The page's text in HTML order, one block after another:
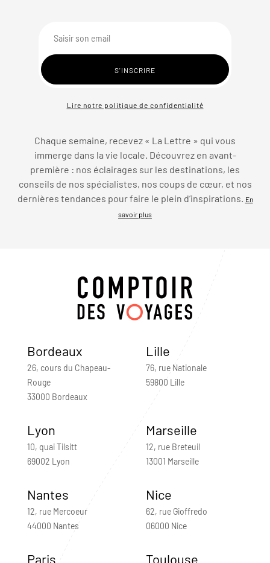
Lire notre politique de confidentialité
Chaque semaine, recevez « La Lettre » qui vous
immerge dans la vie locale. Découvrez en avant-
première : nos éclairages sur les destinations, les
conseils de nos spécialistes, nos coups de cœur, et nos
dernières tendances pour faire le plein d’inspirations.
En
savoir plus
Bordeaux
26, cours du Chapeau-
Rouge
33000 Bordeaux
Lille
76, rue Nationale
59800 Lille
Lyon
10, quai Tilsitt
69002 Lyon
Marseille
12, rue Breteuil
13001 Marseille
Nantes
12, rue Mercoeur
44000 Nantes
Nice
62, rue Gioffredo
06000 Nice
Paris Toulouse